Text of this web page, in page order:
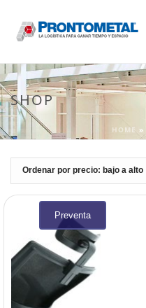
SHOP
HOME »
Preventa